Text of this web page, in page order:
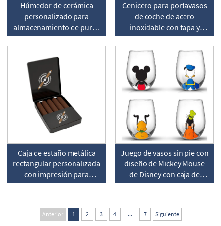
Húmedor de cerámica
personalizado para
almacenamiento de puros
con propiedades
humectantes
Cenicero para portavasos
de coche de acero
inoxidable con tapa y
porta-cigarros
incorporado
Caja de estaño metálica
rectangular personalizada
con impresión para
almacenamiento y
puros
Juego de vasos sin pie con
diseño de Mickey Mouse
de Disney con caja de
regalo
Anterior 1 2 3 4 ... 7 Siguiente